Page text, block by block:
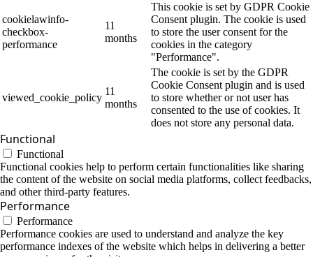
cookielawinfo-
checkbox-
performance
11
months
This cookie is set by GDPR Cookie
Consent plugin. The cookie is used
to store the user consent for the
cookies in the category
"Performance".
viewed_cookie_policy
11
months
The cookie is set by the GDPR
Cookie Consent plugin and is used
to store whether or not user has
consented to the use of cookies. It
does not store any personal data.
Functional
Functional
Functional cookies help to perform certain functionalities like sharing
the content of the website on social media platforms, collect feedbacks,
and other third-party features.
Performance
Performance
Performance cookies are used to understand and analyze the key
performance indexes of the website which helps in delivering a better